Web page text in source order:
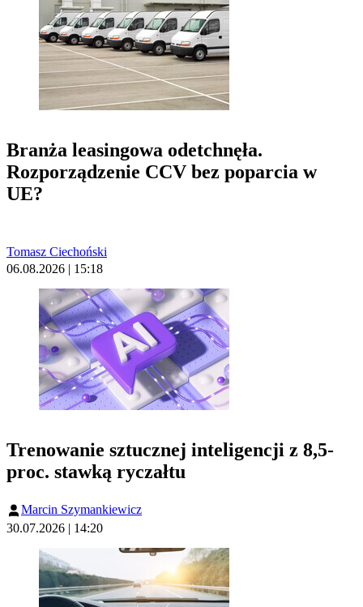
Branża leasingowa odetchnęła.
Rozporządzenie CCV bez poparcia w
UE?
Tomasz Ciechoński
06.08.2026 | 15:18
Trenowanie sztucznej inteligencji z 8,5-
proc. stawką ryczałtu
Marcin Szymankiewicz
30.07.2026 | 14:20